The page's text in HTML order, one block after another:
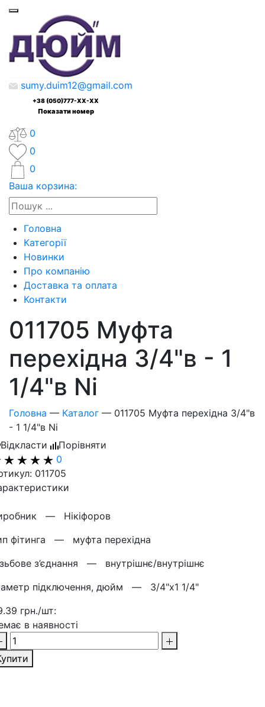
sumy.duim12@gmail.com
+38 (050)777-XX-XX
Показати номер
0
0
0
Ваша корзина:
Головна
Категорії
Новинки
Про компанію
Доставка та оплата
Контакти
011705 Муфта
перехідна 3/4"в - 1
1/4"в Ni
Головна — Каталог — 011705 Муфта перехідна 3/4"в
- 1 1/4"в Ni
Відкласти
Порівняти
0
011705
— Нікіфоров
фітинга — муфта перехідна
з’єднання — внутрішнє/внутрішнє
підключення, дюйм — 3/4"х1 1/4"
грн./шт:
в наявності